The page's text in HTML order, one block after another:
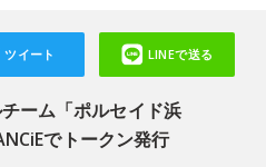
ーム「ポルセイド浜
でトークン発行
ツイート LINEで送る